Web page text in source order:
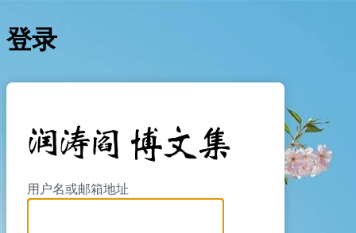
登录
https://
用户名或邮箱地址